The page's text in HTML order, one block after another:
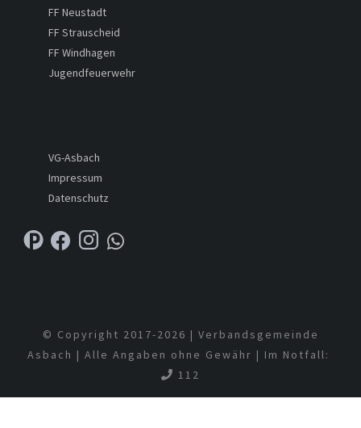
FF Neustadt
FF Strauscheid
FF Windhagen
Jugendfeuerwehr
VG-Asbach
Impressum
Datenschutz
© Copyright 2017-2026 | Verbandsgemeinde
Asbach | Alle Angaben ohne Gewähr | Im Notfall:
112